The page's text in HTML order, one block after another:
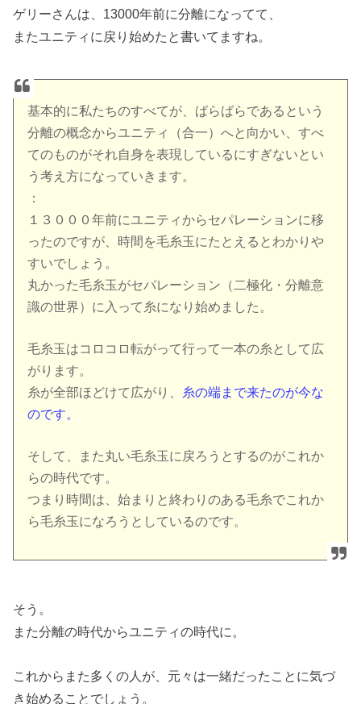
ゲリーさんは、13000年前に分離になってて、
またユニティに戻り始めたと書いてますね。
基本的に私たちのすべてが、ばらばらであるという
分離の概念からユニティ（合一）へと向かい、すべ
てのものがそれ自身を表現しているにすぎないとい
う考え方になっていきます。
：
１３０００年前にユニティからセパレーションに移
ったのですが、時間を毛糸玉にたとえるとわかりや
すいでしょう。
丸かった毛糸玉がセパレーション（二極化・分離意
識の世界）に入って糸になり始めました。
毛糸玉はコロコロ転がって行って一本の糸として広
がります。
糸が全部ほどけて広がり、
糸の端まで来たのが今な
のです。
そして、また丸い毛糸玉に戻ろうとするのがこれか
らの時代です。
つまり時間は、始まりと終わりのある毛糸でこれか
ら毛糸玉になろうとしているのです。
そう。
また分離の時代からユニティの時代に。
これからまた多くの人が、元々は一緒だったことに気づ
き始めることでしょう。